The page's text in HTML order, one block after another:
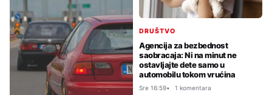
DRUŠTVO
Agencija za bezbednost
saobracaja: Ni na minut ne
ostavljajte dete samo u
automobilu tokom vrućina
Sre 16:59 1 komentara